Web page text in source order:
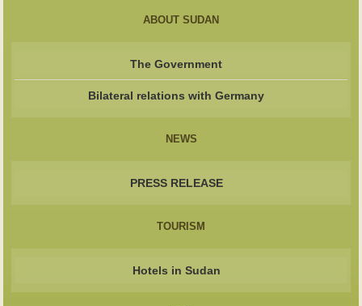
ABOUT SUDAN
The Government
Bilateral relations with Germany
NEWS
PRESS RELEASE
TOURISM
Hotels in Sudan